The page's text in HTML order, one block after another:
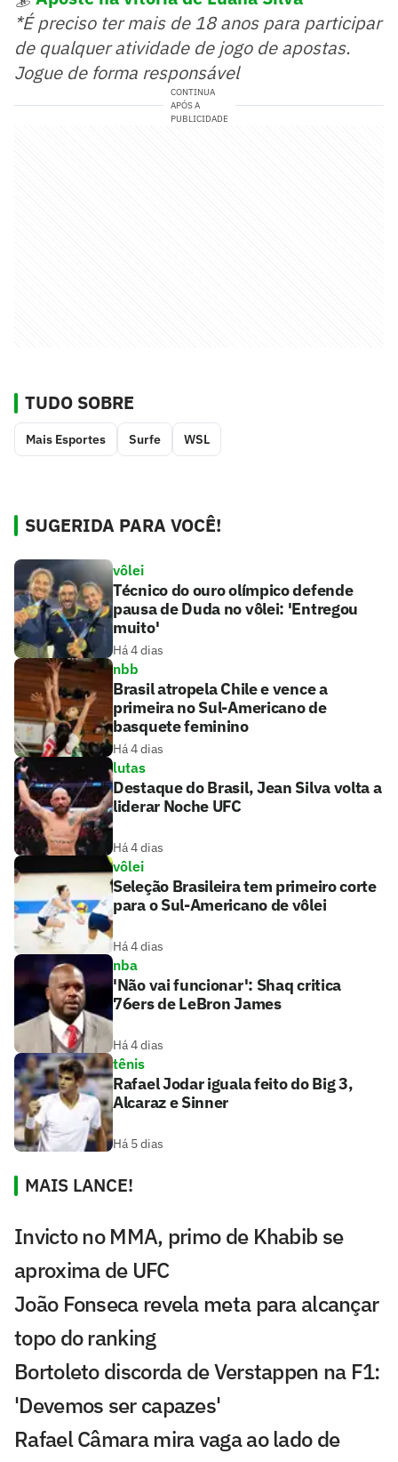
*É preciso ter mais de 18 anos para participar
de qualquer atividade de jogo de apostas.
Jogue de forma responsável
CONTINUA
APÓS A
PUBLICIDADE
TUDO SOBRE
Mais Esportes Surfe WSL
SUGERIDA PARA VOCÊ!
vôlei
Técnico do ouro olímpico defende
pausa de Duda no vôlei: 'Entregou
muito'
Há 4 dias
nbb
Brasil atropela Chile e vence a
primeira no Sul-Americano de
basquete feminino
Há 4 dias
lutas
Destaque do Brasil, Jean Silva volta a
liderar Noche UFC
Há 4 dias
vôlei
Seleção Brasileira tem primeiro corte
para o Sul-Americano de vôlei
Há 4 dias
nba
'Não vai funcionar': Shaq critica
76ers de LeBron James
Há 4 dias
tênis
Rafael Jodar iguala feito do Big 3,
Alcaraz e Sinner
Há 5 dias
MAIS LANCE!
Invicto no MMA, primo de Khabib se
aproxima de UFC
João Fonseca revela meta para alcançar
topo do ranking
Bortoleto discorda de Verstappen na F1:
'Devemos ser capazes'
Rafael Câmara mira vaga ao lado de